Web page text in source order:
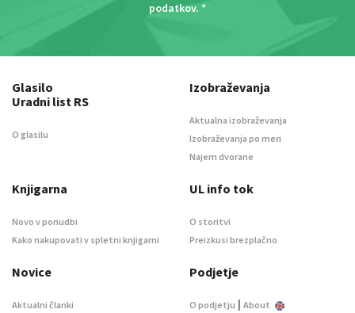
podatkov. *
Glasilo
Uradni list RS
O glasilu
Izobraževanja
Aktualna izobraževanja
Izobraževanja po meri
Najem dvorane
Knjigarna
Novo v ponudbi
Kako nakupovati v spletni knjigarni
UL info tok
O storitvi
Preizkusi brezplačno
Novice
Aktualni članki
Podjetje
O podjetju | About